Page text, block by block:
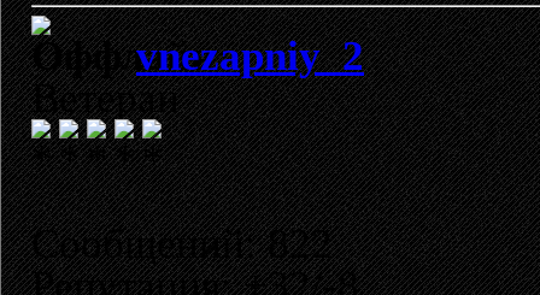
vnezapniy_2
Ветеран
Сообщений: 822